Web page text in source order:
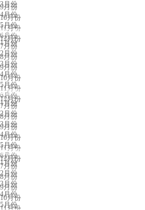
9月份
10月份
11月份
12月份
3月份
4月份
5月份
6月份
7月份
8月份
9月份
10月份
11月份
12月份
银川展会排期
1月份
2月份
3月份
4月份
5月份
6月份
7月份
8月份
9月份
10月份
11月份
12月份
南昌展会排期
1月份
2月份
3月份
4月份
5月份
6月份
7月份
8月份
9月份
10月份
11月份
东营展会排期
1月份
2月份
3月份
4月份
5月份